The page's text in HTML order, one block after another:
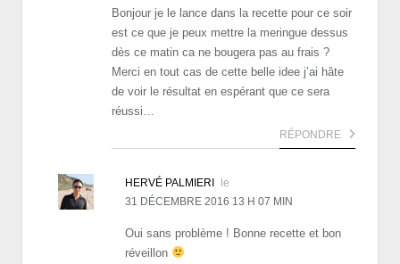
Bonjour je le lance dans la recette pour ce soir
est ce que je peux mettre la meringue dessus
dès ce matin ca ne bougera pas au frais ?
Merci en tout cas de cette belle idee j’ai hâte
de voir le résultat en espérant que ce sera
réussi…
RÉPONDRE
HERVÉ PALMIERI
le
31 DÉCEMBRE 2016 13 H 07 MIN
Oui sans problème ! Bonne recette et bon
réveillon